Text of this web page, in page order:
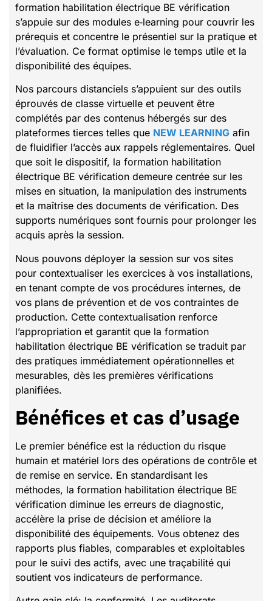
formation habilitation électrique BE vérification
s’appuie sur des modules e‑learning pour couvrir les
prérequis et concentre le présentiel sur la pratique et
l’évaluation. Ce format optimise le temps utile et la
disponibilité des équipes.
Nos parcours distanciels s’appuient sur des outils
éprouvés de classe virtuelle et peuvent être
complétés par des contenus hébergés sur des
plateformes tierces telles que NEW LEARNING afin
de fluidifier l’accès aux rappels réglementaires. Quel
que soit le dispositif, la formation habilitation
électrique BE vérification demeure centrée sur les
mises en situation, la manipulation des instruments
et la maîtrise des documents de vérification. Des
supports numériques sont fournis pour prolonger les
acquis après la session.
Nous pouvons déployer la session sur vos sites
pour contextualiser les exercices à vos installations,
en tenant compte de vos procédures internes, de
vos plans de prévention et de vos contraintes de
production. Cette contextualisation renforce
l’appropriation et garantit que la formation
habilitation électrique BE vérification se traduit par
des pratiques immédiatement opérationnelles et
mesurables, dès les premières vérifications
planifiées.
Bénéfices et cas d’usage
Le premier bénéfice est la réduction du risque
humain et matériel lors des opérations de contrôle et
de remise en service. En standardisant les
méthodes, la formation habilitation électrique BE
vérification diminue les erreurs de diagnostic,
accélère la prise de décision et améliore la
disponibilité des équipements. Vous obtenez des
rapports plus fiables, comparables et exploitables
pour le suivi des actifs, avec une traçabilité qui
soutient vos indicateurs de performance.